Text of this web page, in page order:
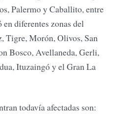
Palermo y Caballito, entre
diferentes zonas del
Tigre, Morón, Olivos, San
Bosco, Avellaneda, Gerli,
Ituzaingó y el Gran La
todavía afectadas son: